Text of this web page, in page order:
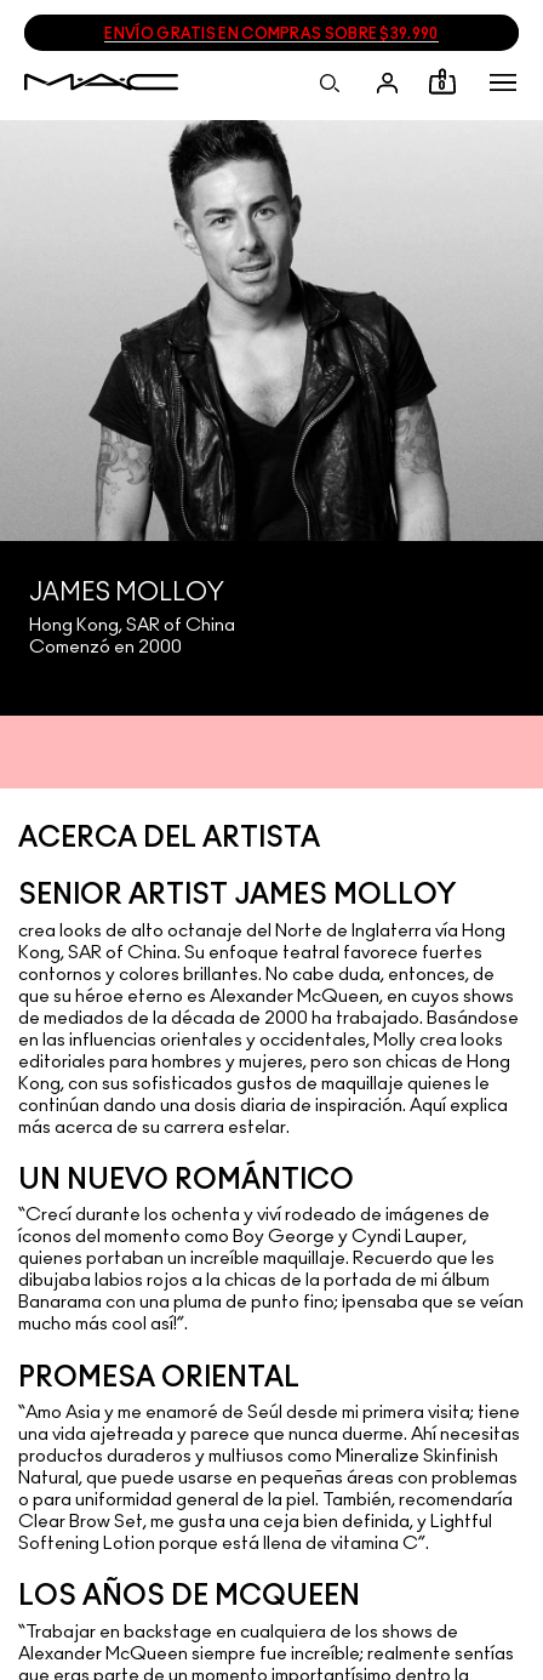
ENVÍO GRATIS EN COMPRAS SOBRE $39.990
0
JAMES MOLLOY
Hong Kong, SAR of China
Comenzó en 2000
ACERCA DEL ARTISTA
SENIOR ARTIST JAMES MOLLOY
crea looks de alto octanaje del Norte de Inglaterra vía Hong
Kong, SAR of China. Su enfoque teatral favorece fuertes
contornos y colores brillantes. No cabe duda, entonces, de
que su héroe eterno es Alexander McQueen, en cuyos shows
de mediados de la década de 2000 ha trabajado. Basándose
en las influencias orientales y occidentales, Molly crea looks
editoriales para hombres y mujeres, pero son chicas de Hong
Kong, con sus sofisticados gustos de maquillaje quienes le
continúan dando una dosis diaria de inspiración. Aquí explica
más acerca de su carrera estelar.
UN NUEVO ROMÁNTICO
“Crecí durante los ochenta y viví rodeado de imágenes de
íconos del momento como Boy George y Cyndi Lauper,
quienes portaban un increíble maquillaje. Recuerdo que les
dibujaba labios rojos a la chicas de la portada de mi álbum
Banarama con una pluma de punto fino; ¡pensaba que se veían
mucho más cool así!”.
PROMESA ORIENTAL
“Amo Asia y me enamoré de Seúl desde mi primera visita; tiene
una vida ajetreada y parece que nunca duerme. Ahí necesitas
productos duraderos y multiusos como Mineralize Skinfinish
Natural, que puede usarse en pequeñas áreas con problemas
o para uniformidad general de la piel. También, recomendaría
Clear Brow Set, me gusta una ceja bien definida, y Lightful
Softening Lotion porque está llena de vitamina C”.
LOS AÑOS DE MCQUEEN
“Trabajar en backstage en cualquiera de los shows de
Alexander McQueen siempre fue increíble; realmente sentías
que eras parte de un momento importantísimo dentro la